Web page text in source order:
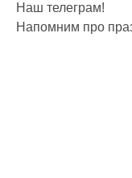
Наш телеграм!
Напомним про